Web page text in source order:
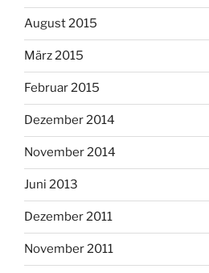
August 2015
März 2015
Februar 2015
Dezember 2014
November 2014
Juni 2013
Dezember 2011
November 2011